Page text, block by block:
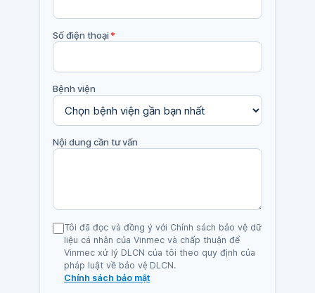
Số điện thoại*
Bệnh viện
Nội dung cần tư vấn
Tôi đã đọc và đồng ý với Chính sách bảo vệ dữ
liệu cá nhân của Vinmec và chấp thuận để
Vinmec xử lý DLCN của tôi theo quy định của
pháp luật về bảo vệ DLCN.
Chính sách bảo mật